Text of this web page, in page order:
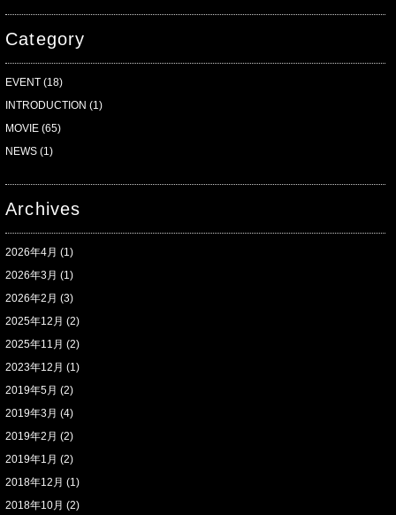
Category
EVENT (18)
INTRODUCTION (1)
MOVIE (65)
NEWS (1)
Archives
2026年4月 (1)
2026年3月 (1)
2026年2月 (3)
2025年12月 (2)
2025年11月 (2)
2023年12月 (1)
2019年5月 (2)
2019年3月 (4)
2019年2月 (2)
2019年1月 (2)
2018年12月 (1)
2018年10月 (2)